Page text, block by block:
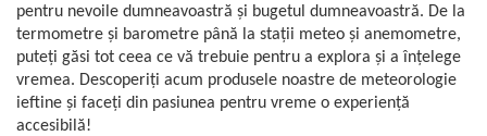
Accesorii si piese masini spalat
vase
Aparate Frigorifice
Aparate Racire Aer
Aragaze si cuptoare cu microunde
pentru nevoile dumneavoastră și bugetul dumneavoastră. De la
termometre și barometre până la stații meteo și anemometre,
puteți găsi tot ceea ce vă trebuie pentru a explora și a înțelege
vremea. Descoperiți acum produsele noastre de meteorologie
ieftine și faceți din pasiunea pentru vreme o experiență
accesibilă!